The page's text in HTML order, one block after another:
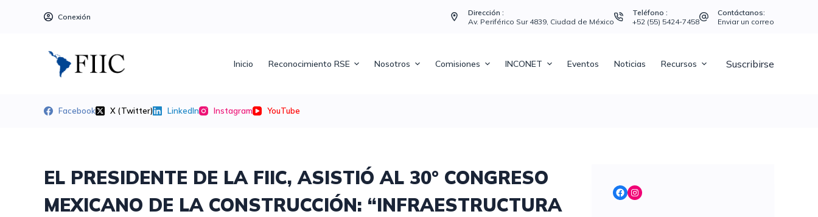
Conexión
Dirección :
Av. Periférico Sur 4839, Ciudad de México
Teléfono :
+52 (55) 5424-7458
Contáctanos:
Enviar un correo
Inicio Reconocimiento RSE Nosotros Comisiones INCONET Eventos Noticias Recursos Suscribirse
Facebook X (Twitter) LinkedIn Instagram YouTube
EL PRESIDENTE DE LA FIIC, ASISTIÓ AL 30° CONGRESO
MEXICANO DE LA CONSTRUCCIÓN: “INFRAESTRUCTURA
Facebook
Instagram